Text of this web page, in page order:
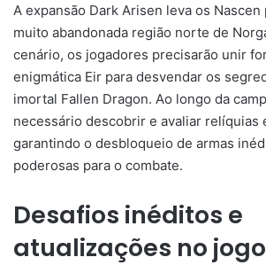
A expansão Dark Arisen leva os Nascen
muito abandonada região norte de
cenário, os jogadores precisarão unir
enigmática Eir para desvendar os
imortal Fallen Dragon. Ao longo da
necessário descobrir e avaliar relíquias
garantindo o desbloqueio de armas
poderosas para o combate.
Desafios inéditos e
atualizações no